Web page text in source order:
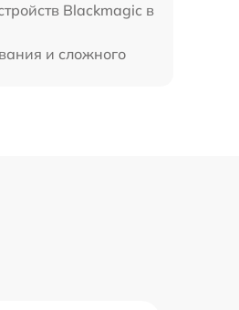
Blackmagic в
и сложного